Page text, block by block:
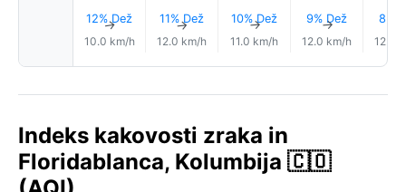
12% Dež
↑
10.0 km/h
11% Dež
↑
12.0 km/h
10% Dež
↑
11.0 km/h
9% Dež
↑
12.0 km/h
8%
12.0
Indeks kakovosti zraka in
Floridablanca, Kolumbija 🇨🇴